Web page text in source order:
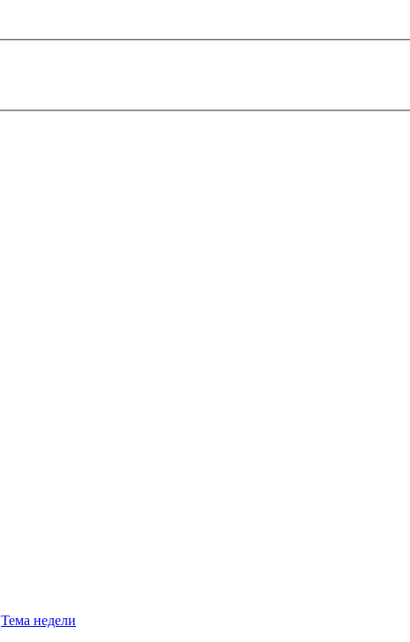
Тема недели